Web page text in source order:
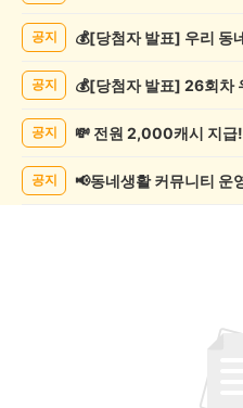
리/
목
공지
공지
공지
공지 📢동네생활 커뮤니티